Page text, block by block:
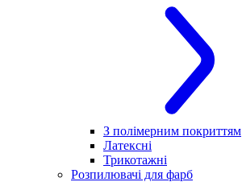
З полімерним покриттям
Латексні
Трикотажні
Розпилювачі для фарб